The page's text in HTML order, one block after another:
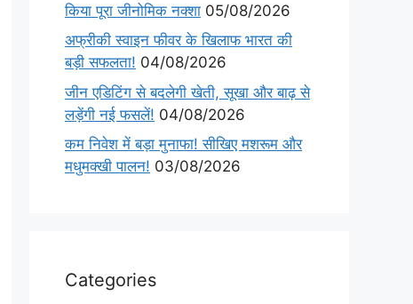
किया पूरा जीनोमिक नक्शा 05/08/2026
अफ्रीकी स्वाइन फीवर के खिलाफ भारत की
बड़ी सफलता! 04/08/2026
जीन एडिटिंग से बदलेगी खेती, सूखा और बाढ़ से
लड़ेंगी नई फसलें! 04/08/2026
कम निवेश में बड़ा मुनाफा! सीखिए मशरूम और
मधुमक्खी पालन! 03/08/2026
Categories